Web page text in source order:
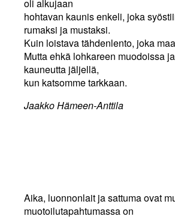
oli alkujaan
hohtavan kaunis enkeli, joka
rumaksi ja mustaksi.
Kuin loistava tähdenlento, joka
Mutta ehkä lohkareen muodoissa
kauneutta jäljellä,
kun katsomme tarkkaan.
Jaakko Hämeen-Anttila
Aika, luonnonlait ja sattuma ovat
muotoilutapahtumassa on